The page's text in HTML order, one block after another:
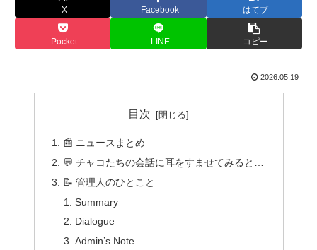
X Facebook はてブ
Pocket LINE コピー
2026.05.19
目次
📰 ニュースまとめ
💬 チャコたちの会話に耳をすませてみると…
📝 管理人のひとこと
Summary
Dialogue
Admin’s Note